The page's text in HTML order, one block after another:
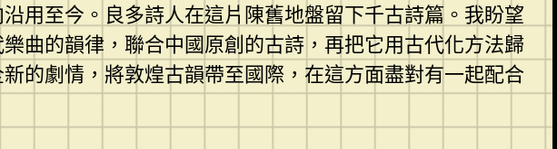
用至今。良多詩人在這片陳舊地盤留下千古詩篇。我盼望
曲的韻律，聯合中國原創的古詩，再把它用古代化方法歸
的劇情，將敦煌古韻帶至國際，在這方面盡對有一起配合